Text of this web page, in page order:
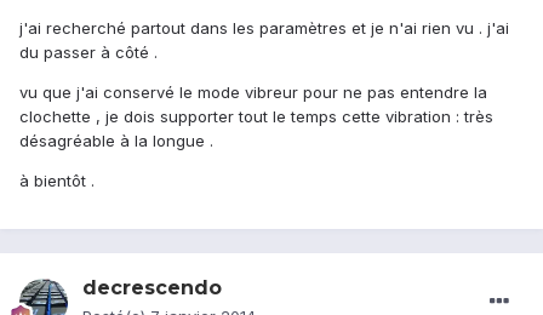
j'ai recherché partout dans les paramètres et je n'ai rien vu . j'ai
du passer à côté .
vu que j'ai conservé le mode vibreur pour ne pas entendre la
clochette , je dois supporter tout le temps cette vibration : très
désagréable à la longue .
à bientôt .
decrescendo